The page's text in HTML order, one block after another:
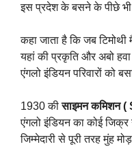
इस प्रदेश के बसने के पीछे
कहा जाता है कि जब
यहां की प्रकृति और अबो
एंगलो इंडियन परिवारों को
1930 कीसाइमन कमिशन
एंगलो इंडियन का कोई
जिम्मेदारी से पूरी तरह मुंह